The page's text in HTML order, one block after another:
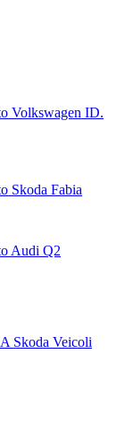
Skoda Veicoli